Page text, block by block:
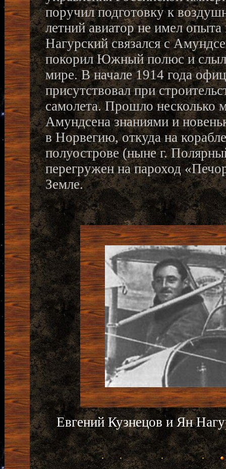
поручил подготовку к
летний авиатор не имел
Нагурский связался с
покорил Южный полюс и
мире. В начале 1914 года
присутствовал при
самолета. Прошло несколько
Амундсена знаниями и
в Норвегию, откуда на
полуострове (ныне г.
перегружен на пароход
Земле.
Евгений Кузнецов и Ян